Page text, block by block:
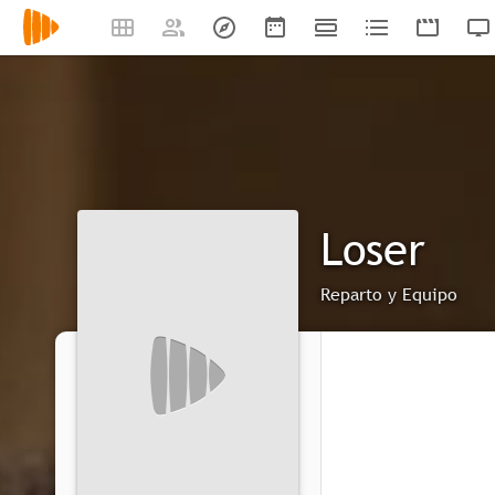
Loser
Reparto y Equipo